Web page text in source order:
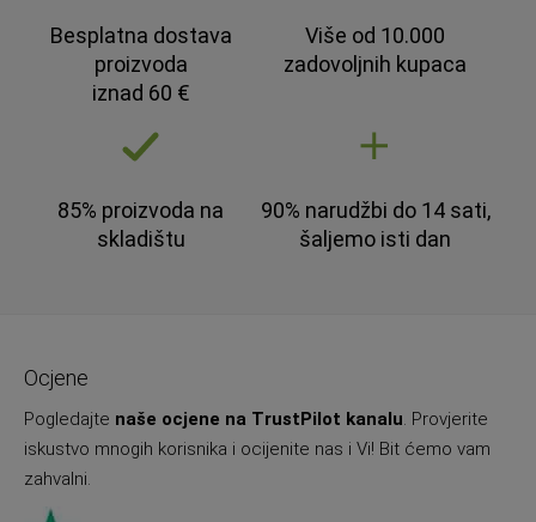
Besplatna dostava
proizvoda
iznad 60 €
Više od 10.000
zadovoljnih kupaca
85% proizvoda na
skladištu
90% narudžbi do 14 sati,
šaljemo isti dan
Ocjene
Pogledajte naše ocjene na TrustPilot kanalu. Provjerite
iskustvo mnogih korisnika i ocijenite nas i Vi! Bit ćemo vam
zahvalni.